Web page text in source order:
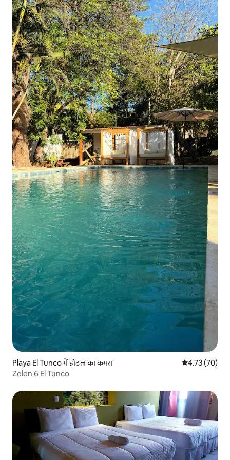
Playa El Tunco में होटल का कमरा औसत रेटिंग 5 में
4.73 (70)
Zelen 6 El Tunco